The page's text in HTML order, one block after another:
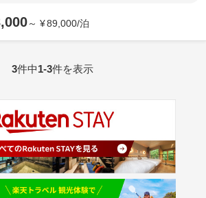
～ ¥89,000/泊
3件中1-3件を表示